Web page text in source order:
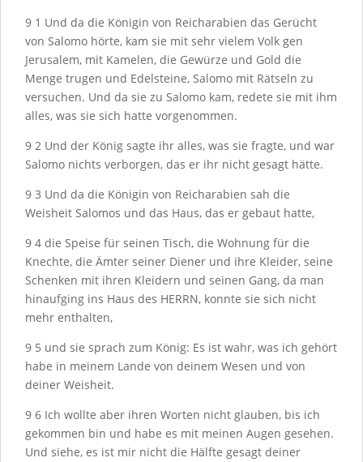
9 1 Und da die Königin von Reicharabien das Gerücht
von Salomo hörte, kam sie mit sehr vielem Volk gen
Jerusalem, mit Kamelen, die Gewürze und Gold die
Menge trugen und Edelsteine, Salomo mit Rätseln zu
versuchen. Und da sie zu Salomo kam, redete sie mit ihm
alles, was sie sich hatte vorgenommen.
9 2 Und der König sagte ihr alles, was sie fragte, und war
Salomo nichts verborgen, das er ihr nicht gesagt hätte.
9 3 Und da die Königin von Reicharabien sah die
Weisheit Salomos und das Haus, das er gebaut hatte,
9 4 die Speise für seinen Tisch, die Wohnung für die
Knechte, die Ämter seiner Diener und ihre Kleider, seine
Schenken mit ihren Kleidern und seinen Gang, da man
hinaufging ins Haus des HERRN, konnte sie sich nicht
mehr enthalten,
9 5 und sie sprach zum König: Es ist wahr, was ich gehört
habe in meinem Lande von deinem Wesen und von
deiner Weisheit.
9 6 Ich wollte aber ihren Worten nicht glauben, bis ich
gekommen bin und habe es mit meinen Augen gesehen.
Und siehe, es ist mir nicht die Hälfte gesagt deiner